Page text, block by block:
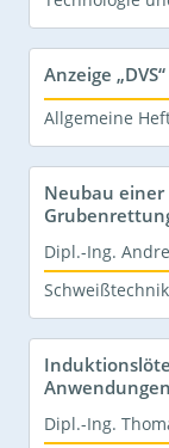
Anzeige „DVS“
Allgemeine
Neubau
Dipl.-Ing.
Anwendungen
Dipl.-Ing.